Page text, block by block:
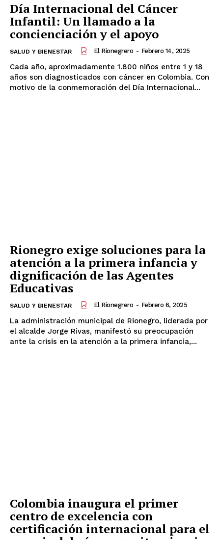
SUSCRÍBETE
Día Internacional del Cáncer
Infantil: Un llamado a la
concienciación y el apoyo
SALUD Y BIENESTAR El Rionegrero - Febrero 14, 2025
Cada año, aproximadamente 1.800 niños entre 1 y 18
años son diagnosticados con cáncer en Colombia. Con
motivo de la conmemoración del Día Internacional...
Rionegro exige soluciones para la
atención a la primera infancia y
dignificación de las Agentes
Educativas
SALUD Y BIENESTAR El Rionegrero - Febrero 6, 2025
La administración municipal de Rionegro, liderada por
el alcalde Jorge Rivas, manifestó su preocupación
ante la crisis en la atención a la primera infancia,...
Colombia inaugura el primer
centro de excelencia con
certificación internacional para el